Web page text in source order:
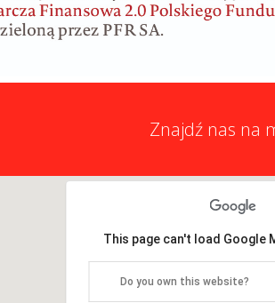
Znajdź nas na
This page can't load Google
Do you own this website?